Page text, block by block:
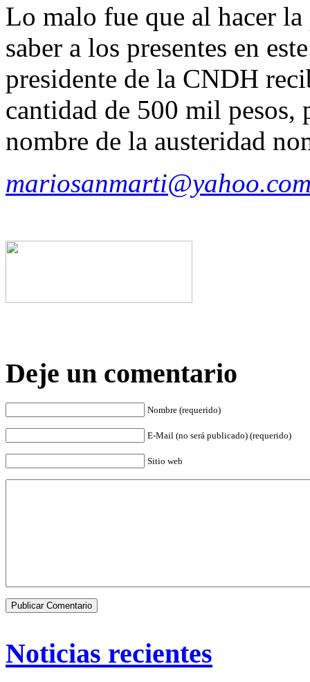
Lo malo fue que al hacer
saber a los presentes en
presidente de la CNDH
cantidad de 500 mil
nombre de la austeridad
Deje un comentario
Nombre (requerido)
E-Mail (no será publicado) (requerido)
Sitio web
Noticias recientes